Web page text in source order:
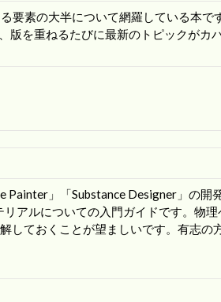
要素の大半について網羅している本で
版を重ねるたびに最新のトピックがカ
Painter」「Substance Designer」の開
アルについての入門ガイドです。物理
しておくことが望ましいです。有志の